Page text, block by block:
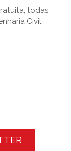
todas
Civil.